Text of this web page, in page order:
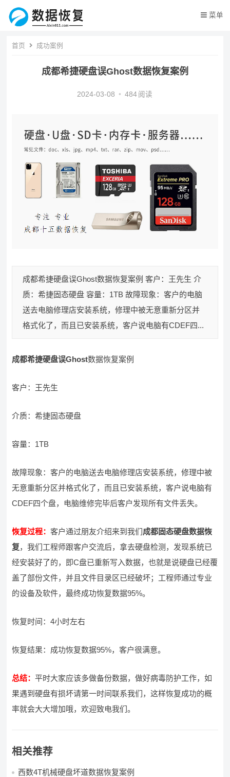
菜单
首页 成功案例
成都希捷硬盘误Ghost数据恢复案例
2024-03-08 • 484 阅读
成都希捷硬盘误Ghost数据恢复案例 客户：王先生 介
质：希捷固态硬盘 容量：1TB 故障现象：客户的电脑
送去电脑修理店安装系统，修理中被无意重新分区并
格式化了，而且已安装系统，客户说电脑有CDEF四...
成都希捷硬盘误Ghost数据恢复案例
客户：王先生
介质：希捷固态硬盘
容量：1TB
故障现象：客户的电脑送去电脑修理店安装系统，修理中被
无意重新分区并格式化了，而且已安装系统，客户说电脑有
CDEF四个盘，电脑维修完毕后客户发现所有文件丢失。
恢复过程：客户通过朋友介绍来到我们成都固态硬盘数据恢
复，我们工程师跟客户交流后，拿去硬盘检测，发现系统已
经安装好了的，即C盘已重新写入数据，也就是说硬盘已经覆
盖了部份文件，并且文件目录区已经破坏；工程师通过专业
的设备及软件，最终成功恢复数据95%。
恢复时间：4小时左右
恢复结果：成功恢复数据95%，客户很满意。
总结：平时大家应该多做备份数据，做好病毒防护工作，如
果遇到硬盘有损坏请第一时间联系我们，这样恢复成功的概
率就会大大增加哦，欢迎致电我们。
相关推荐
西数4T机械硬盘坏道数据恢复案例